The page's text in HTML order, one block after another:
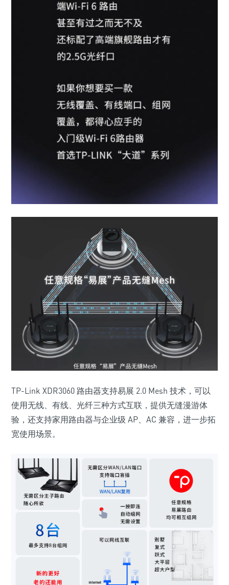
TP-Link XDR3060 路由器支持易展 2.0 Mesh 技术 ，可以
使用无线、有线、光纤三种方式互联，提供无缝漫游体
验，还支持家用路由器与企业级 AP、AC 兼容，进一步拓
宽使用场景。